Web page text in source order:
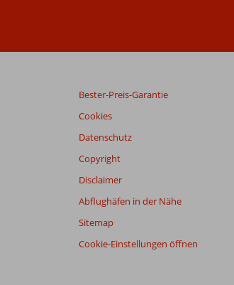
Bester-Preis-Garantie
Cookies
Datenschutz
Copyright
Disclaimer
Abflughäfen in der Nähe
Sitemap
Cookie-Einstellungen öffnen